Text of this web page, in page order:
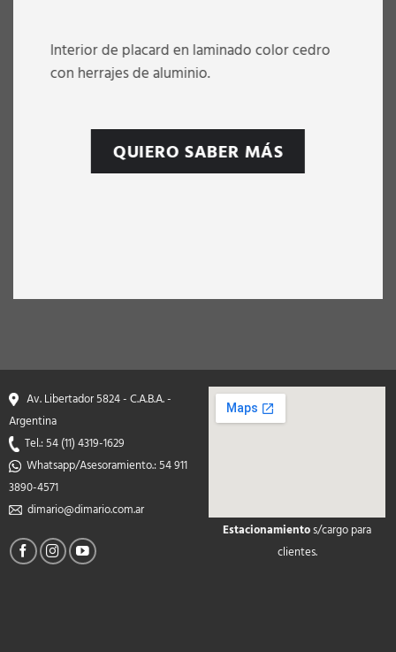
Interior de placard en laminado color cedro
con herrajes de aluminio.
QUIERO SABER MÁS
Av. Libertador 5824 - C.A.B.A. -
Argentina
Tel.: 54 (11) 4319-1629
Whatsapp/Asesoramiento.: 54 911
3890-4571
dimario@dimario.com.ar
soap2day
google maps on your
Estacionamientos/cargo para
clientes.